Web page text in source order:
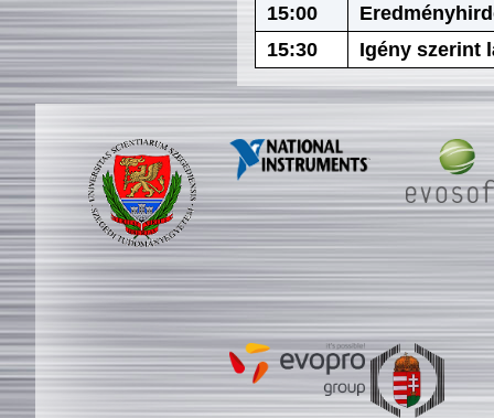
15:00
15:30
Igény szerint